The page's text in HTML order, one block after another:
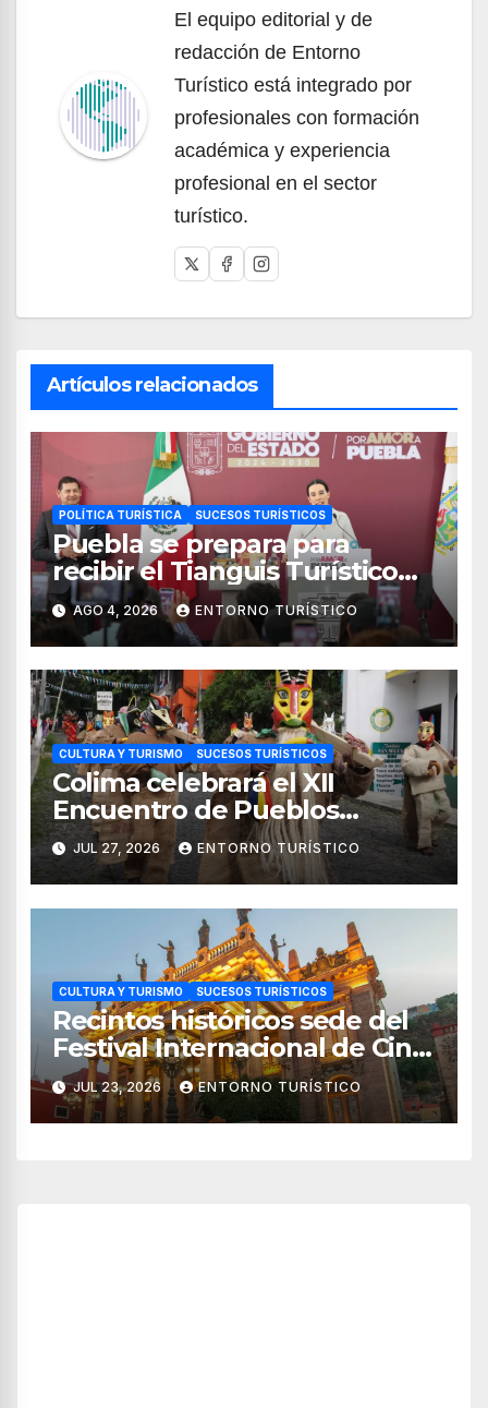
El equipo editorial y de
redacción de Entorno
Turístico está integrado por
profesionales con formación
académica y experiencia
profesional en el sector
turístico.
Artículos relacionados
POLÍTICA TURÍSTICA SUCESOS TURÍSTICOS
Puebla se prepara para
recibir el Tianguis Turístico
México 2027
AGO 4, 2026 ENTORNO TURÍSTICO
CULTURA Y TURISMO SUCESOS TURÍSTICOS
Colima celebrará el XII
Encuentro de Pueblos
Originarios Tonelhuayo 2026
JUL 27, 2026 ENTORNO TURÍSTICO
CULTURA Y TURISMO SUCESOS TURÍSTICOS
Recintos históricos sede del
Festival Internacional de Cine
Guanajuato 2026
JUL 23, 2026 ENTORNO TURÍSTICO